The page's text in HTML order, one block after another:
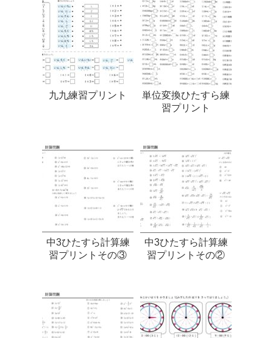
九九練習プリント
単位変換ひたすら練
習プリント
中3ひたすら計算練
習プリントその③
中3ひたすら計算練
習プリントその②